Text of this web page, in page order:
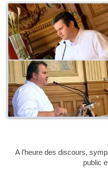
A l’heure des discours,
public